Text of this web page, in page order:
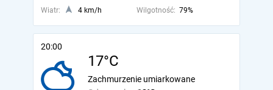
Wiatr:
4 km/h Wilgotność: 79%
20:00
17°C
Zachmurzenie umiarkowane